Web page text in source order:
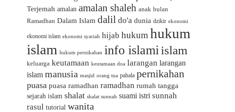
Terjemah amalan amalan shaleh anak bulan
Ramadhan Dalam Islam dalil do'a dunia dzikir ekonomi
ekonomi islam ekonomi syariah hijab hukum hukum
islam hukum pernikahan info islamiislam
keluarga keutamaan keutamaan doa larangan larangan
islam manusia masjid orang tua pahala pernikahan
puasa puasa ramadhan ramadhan rumah tangga
sejarah islam shalat shalat sunnah suami istri sunnah
rasul tutorial wanita